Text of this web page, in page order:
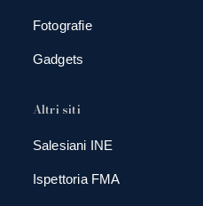
Fotografie
Gadgets
Altri siti
Salesiani INE
Ispettoria FMA